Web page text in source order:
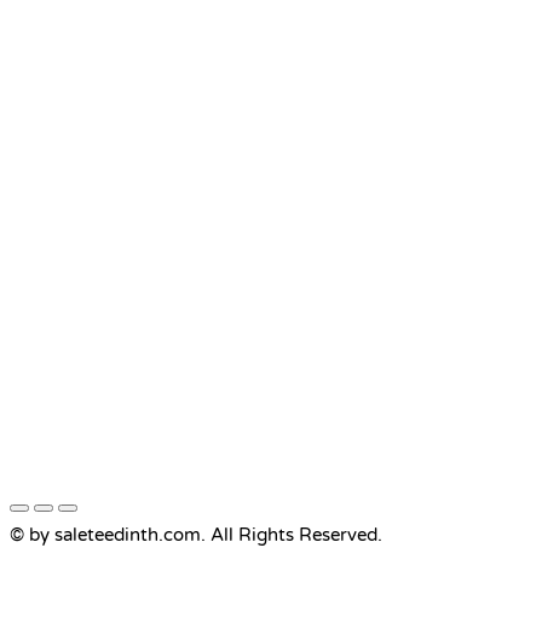
© by saleteedinth.com. All Rights Reserved.